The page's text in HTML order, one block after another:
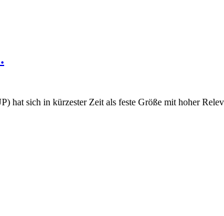
hat sich in kürzester Zeit als feste Größe mit hoher